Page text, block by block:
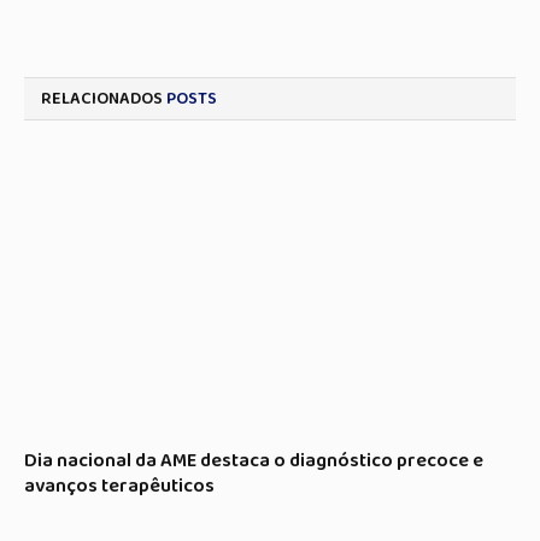
RELACIONADOS POSTS
Dia nacional da AME destaca o diagnóstico precoce e
avanços terapêuticos